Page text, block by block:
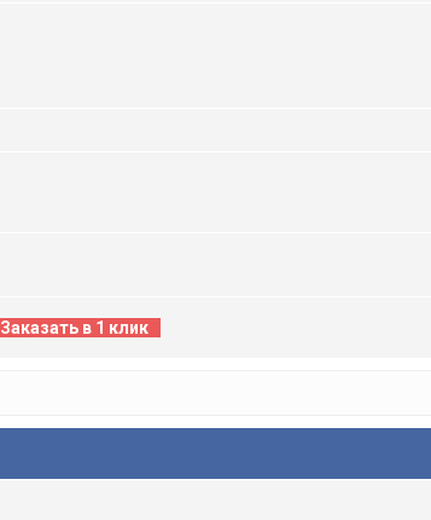
Заказать в 1 клик